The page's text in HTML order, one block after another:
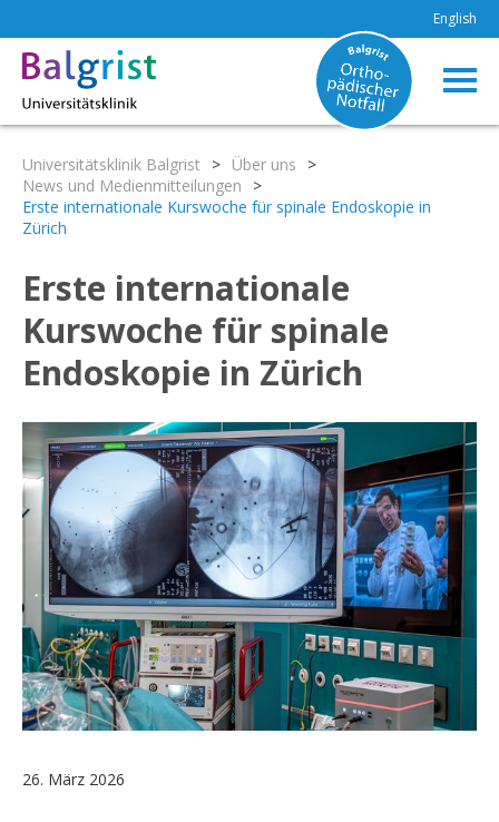
English
Universitätsklinik Balgrist > Über uns
>
News und Medienmitteilungen
>
Erste internationale Kurswoche für spinale Endoskopie in
Zürich
Erste internationale
Kurswoche für spinale
Endoskopie in Zürich
26. März 2026